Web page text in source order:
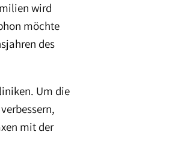
wird
möchte
des
Um die
mit der